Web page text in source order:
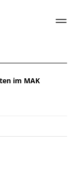
im MAK